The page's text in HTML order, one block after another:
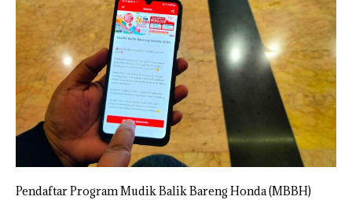
Pendaftar Program Mudik Balik Bareng Honda (MBBH)